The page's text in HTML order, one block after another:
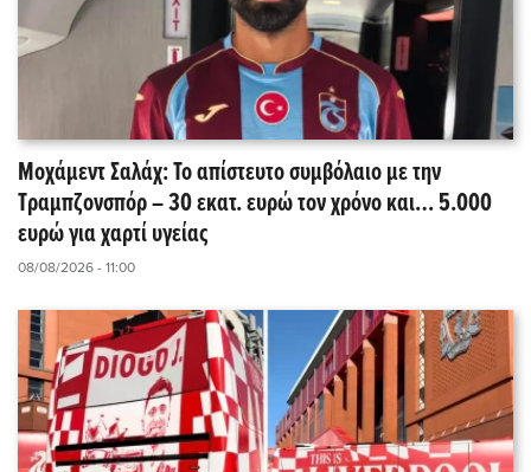
Μοχάμεντ Σαλάχ: Το απίστευτο συμβόλαιο με την
Τραμπζονσπόρ – 30 εκατ. ευρώ τον χρόνο και… 5.000
ευρώ για χαρτί υγείας
08/08/2026 - 11:00